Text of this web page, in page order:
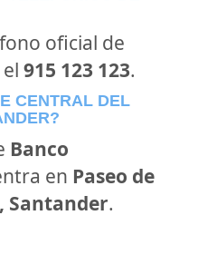
oficial de
915 123 123.
CENTRAL DEL
Banco
en Paseo de
Santander.